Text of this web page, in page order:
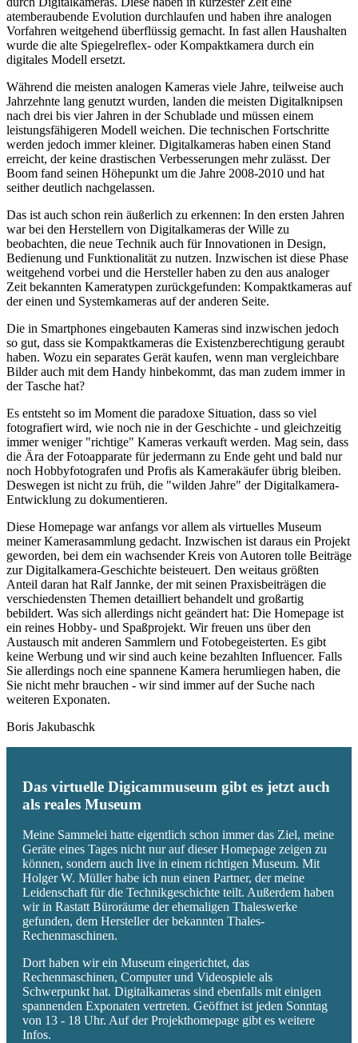
atemberaubende Evolution durchlaufen und haben ihre analogen
Vorfahren weitgehend überflüssig gemacht. In fast allen Haushalten
wurde die alte Spiegelreflex- oder Kompaktkamera durch ein
digitales Modell ersetzt.
Während die meisten analogen Kameras viele Jahre, teilweise auch
Jahrzehnte lang genutzt wurden, landen die meisten Digitalknipsen
nach drei bis vier Jahren in der Schublade und müssen einem
leistungsfähigeren Modell weichen. Die technischen Fortschritte
werden jedoch immer kleiner. Digitalkameras haben einen Stand
erreicht, der keine drastischen Verbesserungen mehr zulässt. Der
Boom fand seinen Höhepunkt um die Jahre 2008-2010 und hat
seither deutlich nachgelassen.
Das ist auch schon rein äußerlich zu erkennen: In den ersten Jahren
war bei den Herstellern von Digitalkameras der Wille zu
beobachten, die neue Technik auch für Innovationen in Design,
Bedienung und Funktionalität zu nutzen. Inzwischen ist diese Phase
weitgehend vorbei und die Hersteller haben zu den aus analoger
Zeit bekannten Kameratypen zurückgefunden: Kompaktkameras auf
der einen und Systemkameras auf der anderen Seite.
Die in Smartphones eingebauten Kameras sind inzwischen jedoch
so gut, dass sie Kompaktkameras die Existenzberechtigung geraubt
haben. Wozu ein separates Gerät kaufen, wenn man vergleichbare
Bilder auch mit dem Handy hinbekommt, das man zudem immer in
der Tasche hat?
Es entsteht so im Moment die paradoxe Situation, dass so viel
fotografiert wird, wie noch nie in der Geschichte - und gleichzeitig
immer weniger "richtige" Kameras verkauft werden. Mag sein, dass
die Ära der Fotoapparate für jedermann zu Ende geht und bald nur
noch Hobbyfotografen und Profis als Kamerakäufer übrig bleiben.
Deswegen ist nicht zu früh, die "wilden Jahre" der Digitalkamera-
Entwicklung zu dokumentieren.
Diese Homepage war anfangs vor allem als virtuelles Museum
meiner Kamerasammlung gedacht. Inzwischen ist daraus ein Projekt
geworden, bei dem ein wachsender Kreis von Autoren tolle Beiträge
zur Digitalkamera-Geschichte beisteuert. Den weitaus größten
Anteil daran hat Ralf Jannke, der mit seinen Praxisbeiträgen die
verschiedensten Themen detailliert behandelt und großartig
bebildert. Was sich allerdings nicht geändert hat: Die Homepage ist
ein reines Hobby- und Spaßprojekt. Wir freuen uns über den
Austausch mit anderen Sammlern und Fotobegeisterten. Es gibt
keine Werbung und wir sind auch keine bezahlten Influencer. Falls
Sie allerdings noch eine spannene Kamera herumliegen haben, die
Sie nicht mehr brauchen - wir sind immer auf der Suche nach
weiteren Exponaten.
Boris Jakubaschk
Das virtuelle Digicammuseum gibt es jetzt auch
als reales Museum
Meine Sammelei hatte eigentlich schon immer das Ziel, meine
Geräte eines Tages nicht nur auf dieser Homepage zeigen zu
können, sondern auch live in einem richtigen Museum. Mit
Holger W. Müller habe ich nun einen Partner, der meine
Leidenschaft für die Technikgeschichte teilt. Außerdem haben
wir in Rastatt Büroräume der ehemaligen Thaleswerke
gefunden, dem Hersteller der bekannten Thales-
Rechenmaschinen.
Dort haben wir ein Museum eingerichtet, das
Rechenmaschinen, Computer und Videospiele als
Schwerpunkt hat. Digitalkameras sind ebenfalls mit einigen
spannenden Exponaten vertreten. Geöffnet ist jeden Sonntag
von 13 - 18 Uhr. Auf der Projekthomepage gibt es weitere
Infos.